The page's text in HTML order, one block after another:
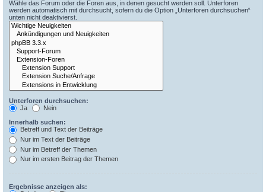
Wähle das Forum oder die Foren aus, in denen gesucht werden soll. Unterforen
werden automatisch mit durchsucht, sofern du die Option „Unterforen durchsuchen“
unten nicht deaktivierst.
Unterforen durchsuchen:
Ja
Nein
Innerhalb suchen:
Betreff und Text der Beiträge
Nur im Text der Beiträge
Nur im Betreff der Themen
Nur im ersten Beitrag der Themen
Ergebnisse anzeigen als: